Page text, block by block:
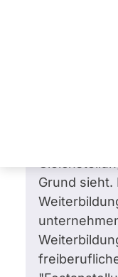
Was
Sehr
Grund